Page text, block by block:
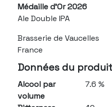
Médaille d'Or 2026
Ale Double IPA
Brasserie de Vaucelles
France
Données du
Alcool par
volume
7.6 %